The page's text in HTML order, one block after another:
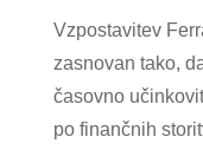
Vzpostavitev
zasnovan tako,
časovno
po finančnih